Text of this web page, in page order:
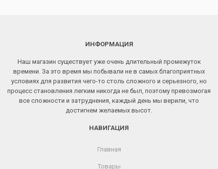
ИНФОРМАЦИЯ
Наш магазин существует уже очень длительный промежуток
времени. За это время мы побывали не в самых благоприятных
условиях для развития чего-то столь сложного и серьезного, но
процесс становления легким никогда не был, поэтому превозмогая
все сложности и затруднения, каждый день мы верили, что
достигнем желаемых высот.
НАВИГАЦИЯ
Главная
Товары